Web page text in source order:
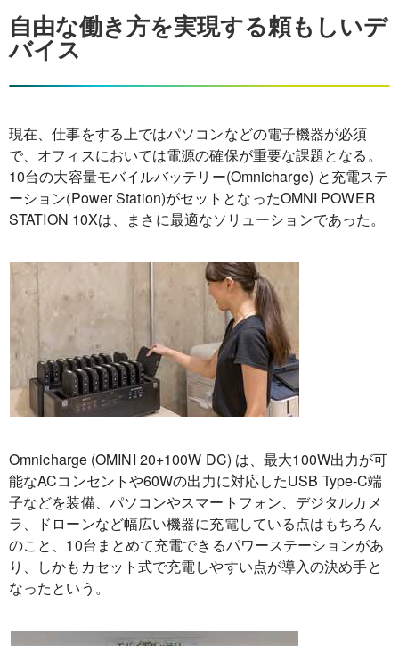
自由な働き方を実現する頼もしいデ
バイス
現在、仕事をする上ではパソコンなどの電子機器が必須
で、オフィスにおいては電源の確保が重要な課題となる。
10台の大容量モバイルバッテリー(Omnicharge) と充電ステ
ーション(Power Station)がセットとなったOMNI POWER
STATION 10Xは、まさに最適なソリューションであった。
Omnicharge (OMINI 20+100W DC) は、最大100W出力が可
能なACコンセントや60Wの出力に対応したUSB Type-C端
子などを装備、パソコンやスマートフォン、デジタルカメ
ラ、ドローンなど幅広い機器に充電している点はもちろん
のこと、10台まとめて充電できるパワーステーションがあ
り、しかもカセット式で充電しやすい点が導入の決め手と
なったという。